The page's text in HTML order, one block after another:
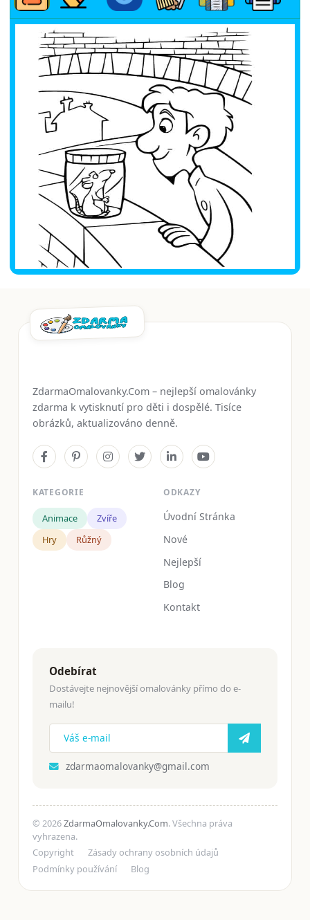
ZdarmaOmalovanky.Com – nejlepší omalovánky
zdarma k vytisknutí pro děti i dospělé. Tisíce
obrázků, aktualizováno denně.
KATEGORIE
Animace
Zvíře
Hry
Růžný
ODKAZY
Úvodní Stránka
Nové
Nejlepší
Blog
Kontakt
Odebírat
Dostávejte nejnovější omalovánky přímo do e-
mailu!
zdarmaomalovanky@gmail.com
© 2026ZdarmaOmalovanky.Com. Všechna práva
vyhrazena.
Copyright
Zásady ochrany osobních údajů
Podmínky používání
Blog